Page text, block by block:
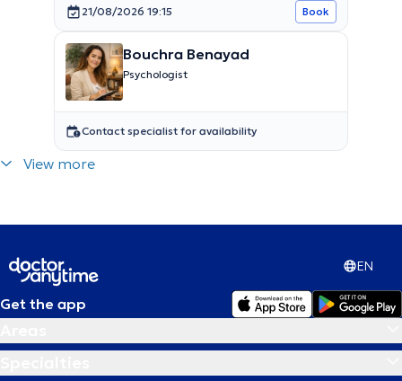
21/08/2026 19:15 Book
Bouchra Benayad
Psychologist
Contact specialist for availability
View more
EN
Get the app